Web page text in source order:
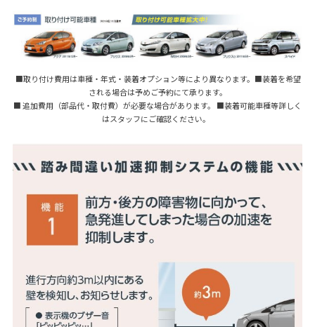
■取り付け費用は車種・年式・装着オプション等により異なります。■装着を希望
される場合は予めご予約にて承ります。
■ 追加費用（部品代・取付費）が必要な場合があります。 ■装着可能車種等詳しく
はスタッフにご確認ください。